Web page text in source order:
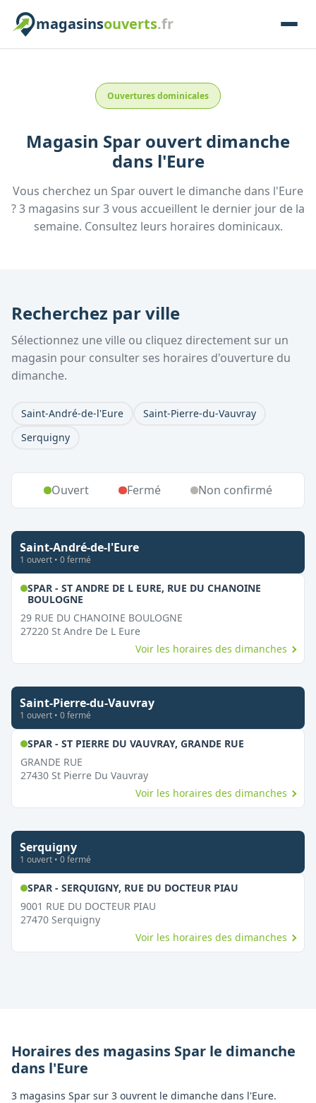
magasinsouverts.fr
Ouvertures dominicales
Magasin Spar ouvert dimanche
dans l'Eure
Vous cherchez un Spar ouvert le dimanche dans l'Eure
?3 magasins sur3vous accueillent le dernier jour de la
semaine. Consultez leurs horaires dominicaux.
Recherchez par ville
Sélectionnez une ville ou cliquez directement sur un
magasin pour consulter ses horaires d'ouverture du
dimanche.
Saint-André-de-l'Eure
Saint-Pierre-du-Vauvray
Serquigny
Ouvert Fermé Non confirmé
Saint-André-de-l'Eure
1 ouvert • 0fermé
SPAR - ST ANDRE DE L EURE, RUE DU CHANOINE
BOULOGNE,
29 RUE DU CHANOINE BOULOGNE
27220 St Andre De L Eure
Voir les horaires des dimanches
Saint-Pierre-du-Vauvray
1 ouvert • 0fermé
SPAR - ST PIERRE DU VAUVRAY, GRANDE RUE,
GRANDE RUE
27430 St Pierre Du Vauvray
Voir les horaires des dimanches
Serquigny
1 ouvert • 0fermé
SPAR - SERQUIGNY, RUE DU DOCTEUR PIAU,
9001 RUE DU DOCTEUR PIAU
27470 Serquigny
Voir les horaires des dimanches
Horaires des magasins Spar le dimanche
dans l'Eure
3 magasins Spar sur 3 ouvrent le dimanche dans l'Eure.